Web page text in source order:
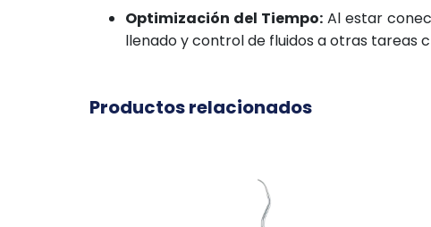
Optimización del Tiempo: Al estar
llenado y control de fluidos a otras tareas
Productos relacionados